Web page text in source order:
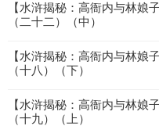
【水浒揭秘：高衙内与林娘
（二十二）（中）
【水浒揭秘：高衙内与林娘
（十八）（下）
【水浒揭秘：高衙内与林娘
（十九）（上）